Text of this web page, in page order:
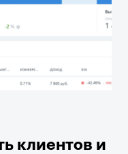
клиентов и